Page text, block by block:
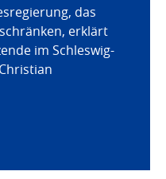
das
erklärt
im Schleswig-